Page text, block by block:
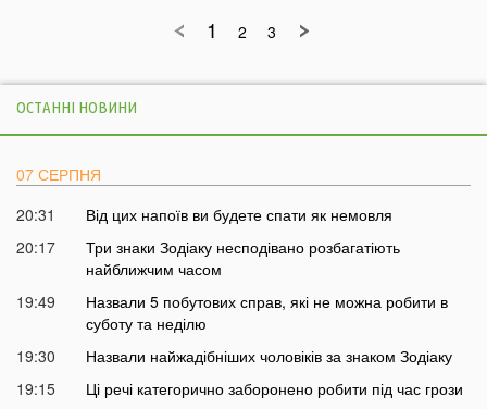
1 2 3
ОСТАННІ НОВИНИ
07 СЕРПНЯ
20:31
Від цих напоїв ви будете спати як немовля
20:17
Три знаки Зодіаку несподівано розбагатіють
найближчим часом
19:49
Назвали 5 побутових справ, які не можна робити в
суботу та неділю
19:30
Назвали найжадібніших чоловіків за знаком Зодіаку
19:15
Ці речі категорично заборонено робити під час грози